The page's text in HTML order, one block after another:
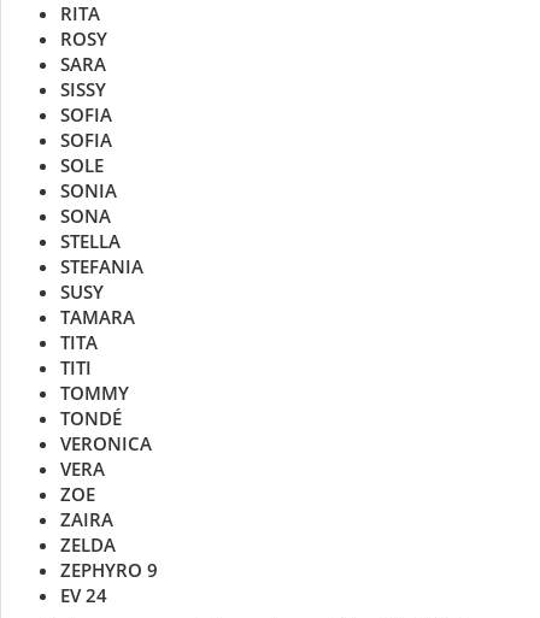
RITA
ROSY
SARA
SISSY
SOFIA
SOFIA
SOLE
SONIA
SONA
STELLA
STEFANIA
SUSY
TAMARA
TITA
TITI
TOMMY
TONDÉ
VERONICA
VERA
ZOE
ZAIRA
ZELDA
ZEPHYRO 9
EV 24